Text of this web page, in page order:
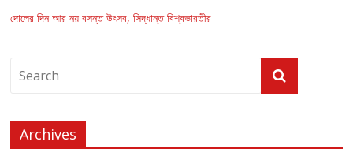
দোলের দিন আর নয় বসন্ত উৎসব, সিদ্ধান্ত বিশ্বভারতীর
Archives